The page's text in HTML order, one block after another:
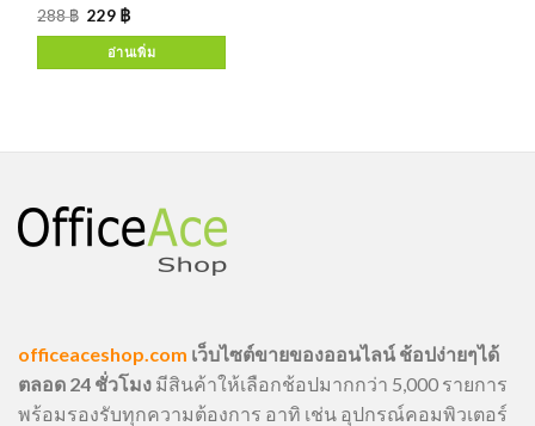
288฿ 229 ฿
อ่านเพิ่ม
officeaceshop.com เว็บไซต์ขายของออนไลน์ ช้อปง่ายๆได้
ตลอด 24 ชั่วโมง มีสินค้าให้เลือกช้อปมากกว่า 5,000 รายการ
พร้อมรองรับทุกความต้องการ อาทิ เช่น อุปกรณ์คอมพิวเตอร์